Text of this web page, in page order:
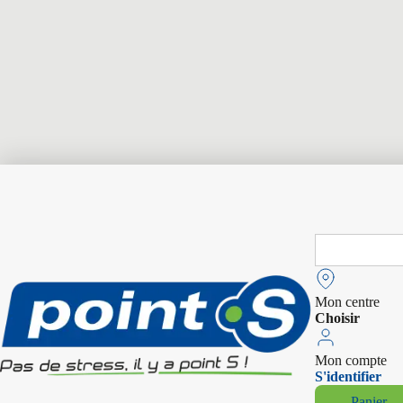
Search
Mon centre
Choisir
Mon compte
S'identifier